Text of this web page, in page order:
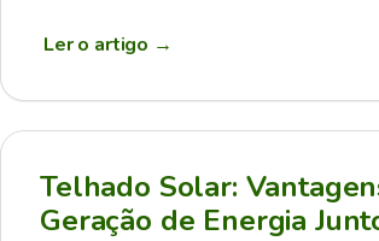
Ler o artigo →
Telhado Solar:
Geração de Energia